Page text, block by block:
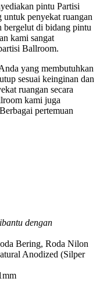
pintu Partisi
penyekat ruangan
bergelut di bidang pintu
kami sangat
Ballroom.
yang membutuhkan
sesuai keinginan dan
ruangan secara
kami juga
pertemuan
dengan
Bering, Roda Nilon
Anodized (Silper